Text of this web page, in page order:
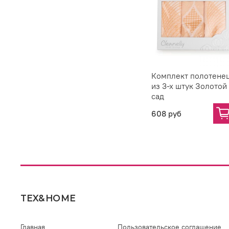
Комплект
из 3-х штук Золотой
сад
608 руб
TEX&HOME
Главная
Пользовательское соглашение